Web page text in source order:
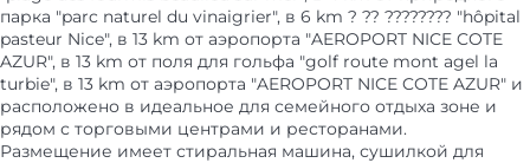
парка "parc naturel du vinaigrier", в 6 km ? ?? ???????? "hôpital
pasteur Nice", в 13 km от аэропорта "AEROPORT NICE COTE
AZUR", в 13 km от поля для гольфа "golf route mont agel la
turbie", в 13 km от аэропорта "AEROPORT NICE COTE AZUR" и
расположено в идеальное для семейного отдыха зоне и
рядом с торговыми центрами и ресторанами.
Размещение имеет стиральная машина, сушилкой для